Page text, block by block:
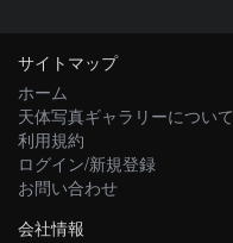
サイトマップ
ホーム
天体写真ギャラリーについて
利用規約
ログイン/新規登録
お問い合わせ
会社情報